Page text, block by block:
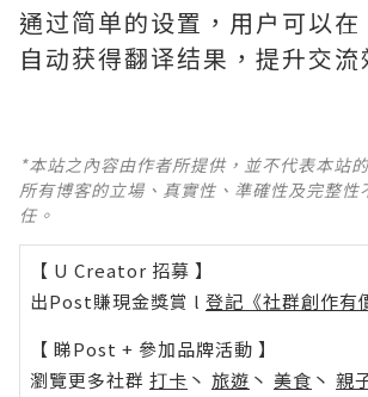
通过简单的设置，用户可以
自动获得翻译结果，提升交流
*本站之內容由作者所提供，並不代表本站
所有博客的立場、真實性、準確性及完整性
任。
【 U Creator 招募 】
出Post賺現金獎賞 l 登記《社群創作有
【 睇Post + 參加品牌活動 】
瀏覽更多社群 打卡 丶 旅遊 丶 美食 丶 親